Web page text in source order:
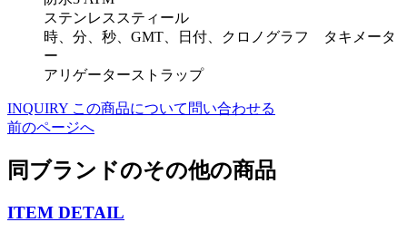
ステンレススティール
時、分、秒、GMT、日付、クロノグラフ タキメータ
ー
アリゲーターストラップ
INQUIRY この商品について問い合わせる
前のページへ
同ブランドのその他の商品
ITEM DETAIL